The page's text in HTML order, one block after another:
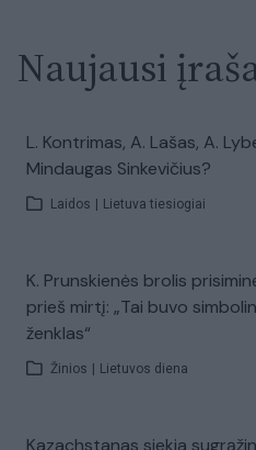
Naujausi
L. Kontrimas, A. Lašas, A.
Mindaugas Sinkevičius?
Laidos Lietuva tiesiogiai
K. Prunskienės brolis
prieš mirtį: „Tai buvo
ženklas“
Žinios Lietuvos diena
Kazachstanas siekia